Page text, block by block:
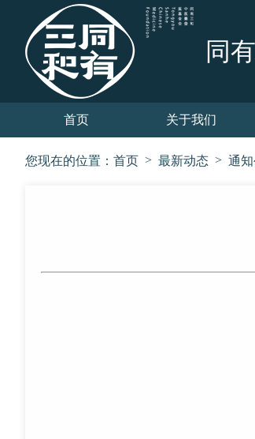
同
首页 关于我们
您现在的位置： 首页 > 最新动态 > 通